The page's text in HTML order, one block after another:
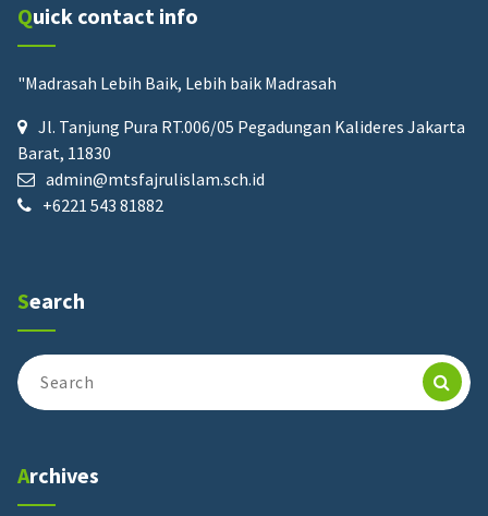
Quick contact info
"Madrasah Lebih Baik, Lebih baik Madrasah
Jl. Tanjung Pura RT.006/05 Pegadungan Kalideres Jakarta
Barat, 11830
admin@mtsfajrulislam.sch.id
+6221 543 81882
Search
Search
for:
Archives